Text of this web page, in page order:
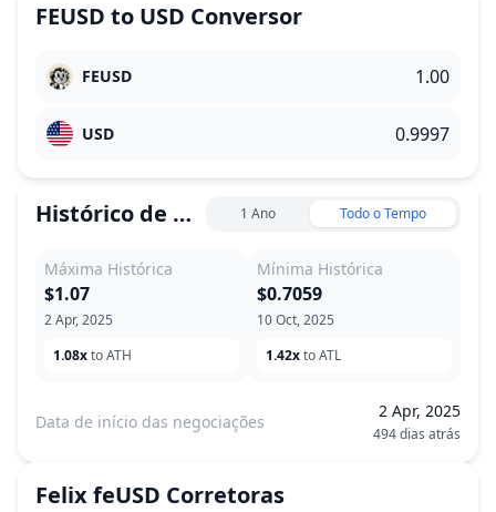
FEUSD to USD Conversor
FEUSD
USD
Histórico de Preço 1 Ano Todo o Tempo
Máxima Histórica
2 Apr, 2025
$1.07
1.08xto ATH
Mínima Histórica
10 Oct, 2025
$0.7059
1.42xto ATL
Data de início das negociações
2 Apr, 2025
494 dias atrás
Felix feUSD Corretoras